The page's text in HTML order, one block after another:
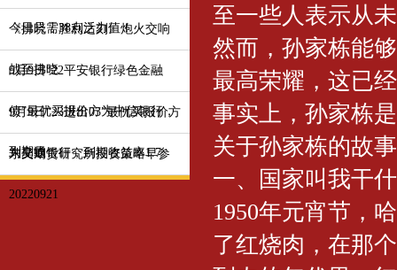
今日只需38点活力值！
《拂晓：胜利之刻》炮火交响
战至拂晓
9月9日“22平安银行绿色金融
债”最优买报价方为中信银行，
到期收
9月9日“23进出03”最优买报价方
为交通银行，到期收益率1.7
东吴期货研究所投资策略早参
20220921
至一些人表示从
然而，孙家栋能
最高荣耀，这已
事实上，孙家栋
关于孙家栋的故
一、国家叫我干
1950年元宵节，
了红烧肉，在那